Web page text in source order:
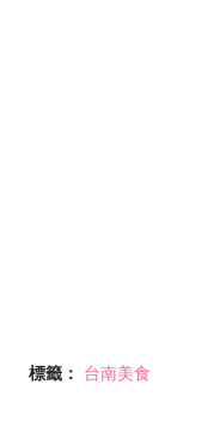
標籤： 台南美食